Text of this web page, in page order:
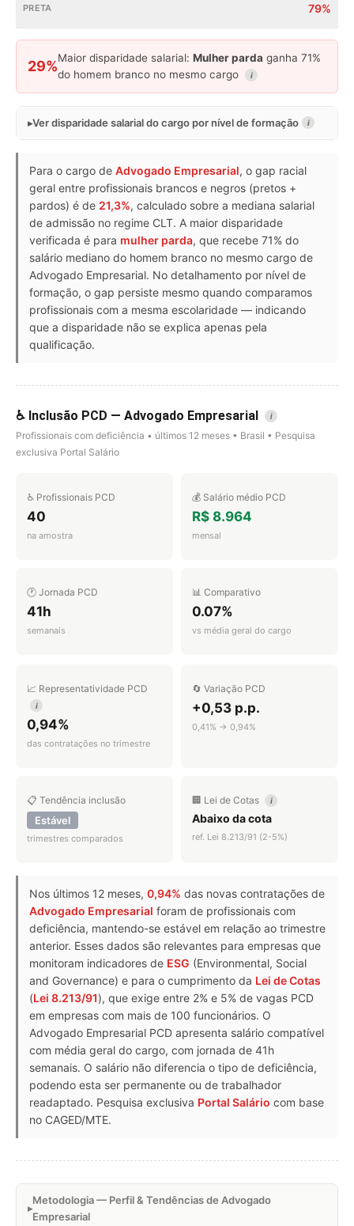
79%
29%
Maior disparidade salarial: Mulher parda ganha 71%
do homem branco no mesmo cargo
i
Ver disparidade salarial do cargo por nível de formação i
Para o cargo de Advogado Empresarial, o gap racial
geral entre profissionais brancos e negros (pretos +
pardos) é de 21,3%, calculado sobre a mediana salarial
de admissão no regime CLT. A maior disparidade
verificada é para mulher parda, que recebe 71% do
salário mediano do homem branco no mesmo cargo de
Advogado Empresarial. No detalhamento por nível de
formação, o gap persiste mesmo quando comparamos
profissionais com a mesma escolaridade — indicando
que a disparidade não se explica apenas pela
qualificação.
♿ Inclusão PCD — Advogado Empresarial i
Profissionais com deficiência • últimos 12 meses • Brasil • Pesquisa
exclusiva Portal Salário
♿ Profissionais PCD
40
na amostra
💰 Salário médio PCD
R$ 8.964
mensal
🕐 Jornada PCD
41h
semanais
📊 Comparativo
0.07%
vs média geral do cargo
📈 Representatividade PCD
i
0,94%
das contratações no trimestre
🔄 Variação PCD
+0,53 p.p.
0,41% → 0,94%
📋 Tendência inclusão
Estável
trimestres comparados
🏢 Lei de Cotas i
Abaixo da cota
ref. Lei 8.213/91 (2-5%)
Nos últimos 12 meses, 0,94% das novas contratações de
Advogado Empresarial foram de profissionais com
deficiência, mantendo-se estável em relação ao trimestre
anterior. Esses dados são relevantes para empresas que
monitoram indicadores de ESG (Environmental, Social
and Governance) e para o cumprimento da Lei de Cotas
(Lei 8.213/91), que exige entre 2% e 5% de vagas PCD
em empresas com mais de 100 funcionários. O
Advogado Empresarial PCD apresenta salário compatível
com média geral do cargo, com jornada de 41h
semanais. O salário não diferencia o tipo de deficiência,
podendo esta ser permanente ou de trabalhador
readaptado. Pesquisa exclusiva Portal Salário com base
no CAGED/MTE.
Metodologia — Perfil & Tendências de Advogado
Empresarial